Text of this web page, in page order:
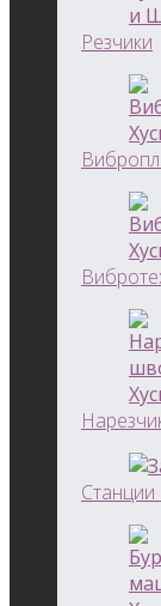
Резчики
Станции